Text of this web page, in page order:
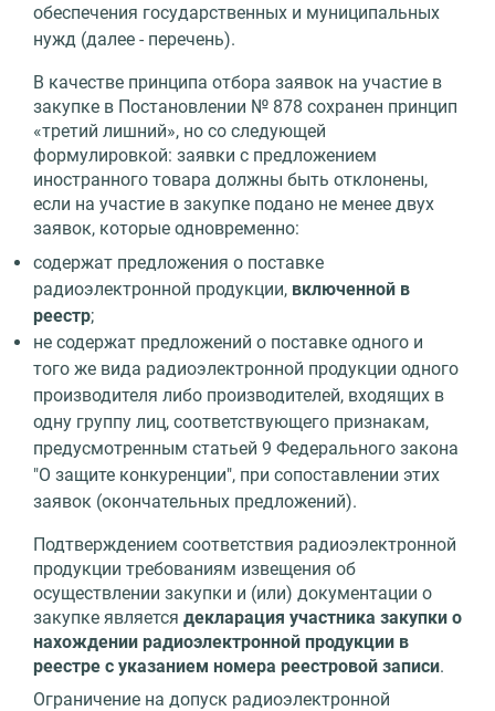
обеспечения государственных и муниципальных
нужд (далее - перечень).
В качестве принципа отбора заявок на участие в
закупке в Постановлении № 878 сохранен принцип
«третий лишний», но со следующей
формулировкой: заявки с предложением
иностранного товара должны быть отклонены,
если на участие в закупке подано не менее двух
заявок, которые одновременно:
содержат предложения о поставке
радиоэлектронной продукции, включенной в
реестр;
не содержат предложений о поставке одного и
того же вида радиоэлектронной продукции одного
производителя либо производителей, входящих в
одну группу лиц, соответствующего признакам,
предусмотренным статьей 9 Федерального закона
"О защите конкуренции", при сопоставлении этих
заявок (окончательных предложений).
Подтверждением соответствия радиоэлектронной
продукции требованиям извещения об
осуществлении закупки и (или) документации о
закупке является декларация участника закупки о
нахождении радиоэлектронной продукции в
реестре с указанием номера реестровой записи.
Ограничение на допуск радиоэлектронной